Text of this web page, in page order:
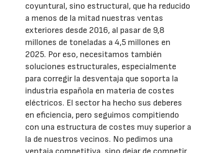
coyuntural, sino estructural, que ha reducido
a menos de la mitad nuestras ventas
exteriores desde 2016, al pasar de 9,8
millones de toneladas a 4,5 millones en
2025. Por eso, necesitamos también
soluciones estructurales, especialmente
para corregir la desventaja que soporta la
industria española en materia de costes
eléctricos. El sector ha hecho sus deberes
en eficiencia, pero seguimos compitiendo
con una estructura de costes muy superior a
la de nuestros vecinos. No pedimos una